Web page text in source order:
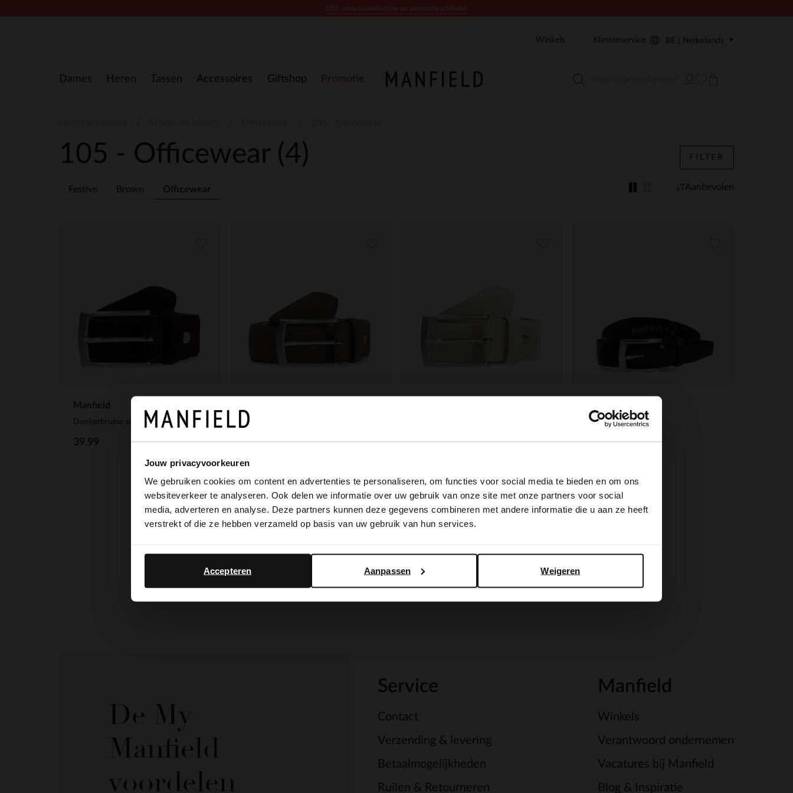
Jouw privacyvoorkeuren
We gebruiken cookies om content en advertenties te personaliseren, om functies voor social media te bieden en om ons
websiteverkeer te analyseren. Ook delen we informatie over uw gebruik van onze site met onze partners voor social
media, adverteren en analyse. Deze partners kunnen deze gegevens combineren met andere informatie die u aan ze heeft
verstrekt of die ze hebben verzameld op basis van uw gebruik van hun services.
Weigeren
Aanpassen
Accepteren
Dames Heren Tassen Accessoires Giftshop Promotie
Winkels Klantenservice BE | Nederlands
105 - Officewear (4)
Festive Brown Officewear
FILTER
Aanbevolen
Manfield
Donkerbruine suède riem
39.99
Taupe suède riem
39.99 39.99
Zwarte lakleren riem
39.99
De My
Manfield
voordelen
Service
Contact
Verzending & levering
Betaalmogelijkheden
Ruilen & Retourneren
Manfield
Winkels
Verantwoord ondernemen
Vacatures bij Manfield
Blog & Inspiratie
×
It looks like your language isn't Dutch. Would you like to